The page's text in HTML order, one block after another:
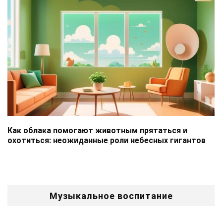
Как облака помогают животным прятаться и
охотиться: неожиданные роли небесных гигантов
Музыкальное воспитание